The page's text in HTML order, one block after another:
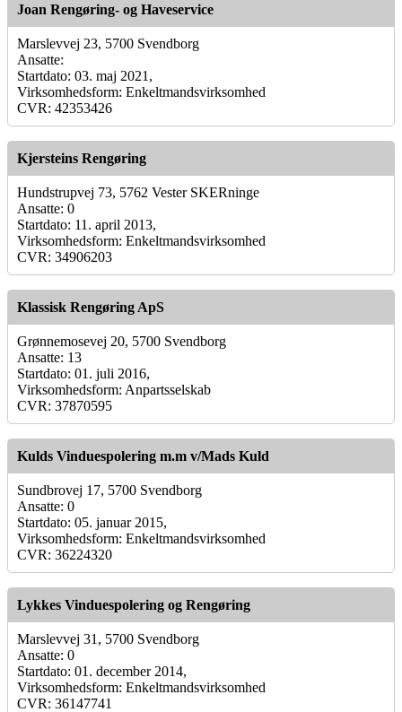
Joan Rengøring- og Haveservice
Marslevvej 23, 5700 Svendborg
Ansatte:
Startdato: 03. maj 2021,
Virksomhedsform: Enkeltmandsvirksomhed
CVR: 42353426
Kjersteins Rengøring
Hundstrupvej 73, 5762 Vester SKERninge
Ansatte: 0
Startdato: 11. april 2013,
Virksomhedsform: Enkeltmandsvirksomhed
CVR: 34906203
Klassisk Rengøring ApS
Grønnemosevej 20, 5700 Svendborg
Ansatte: 13
Startdato: 01. juli 2016,
Virksomhedsform: Anpartsselskab
CVR: 37870595
Kulds Vinduespolering m.m v/Mads Kuld
Sundbrovej 17, 5700 Svendborg
Ansatte: 0
Startdato: 05. januar 2015,
Virksomhedsform: Enkeltmandsvirksomhed
CVR: 36224320
Lykkes Vinduespolering og Rengøring
Marslevvej 31, 5700 Svendborg
Ansatte: 0
Startdato: 01. december 2014,
Virksomhedsform: Enkeltmandsvirksomhed
CVR: 36147741